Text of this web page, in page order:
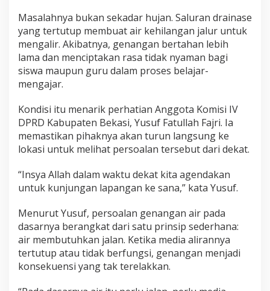
Masalahnya bukan sekadar hujan. Saluran drainase
yang tertutup membuat air kehilangan jalur untuk
mengalir. Akibatnya, genangan bertahan lebih
lama dan menciptakan rasa tidak nyaman bagi
siswa maupun guru dalam proses belajar-
mengajar.
Kondisi itu menarik perhatian Anggota Komisi IV
DPRD Kabupaten Bekasi, Yusuf Fatullah Fajri. Ia
memastikan pihaknya akan turun langsung ke
lokasi untuk melihat persoalan tersebut dari dekat.
“Insya Allah dalam waktu dekat kita agendakan
untuk kunjungan lapangan ke sana,” kata Yusuf.
Menurut Yusuf, persoalan genangan air pada
dasarnya berangkat dari satu prinsip sederhana:
air membutuhkan jalan. Ketika media alirannya
tertutup atau tidak berfungsi, genangan menjadi
konsekuensi yang tak terelakkan.